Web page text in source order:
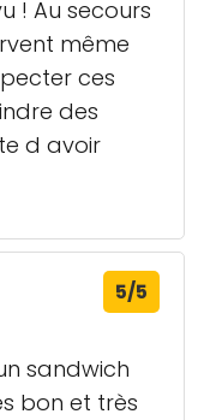
! Au secours
même
ces
des
d avoir
5/5
sandwich
bon et très